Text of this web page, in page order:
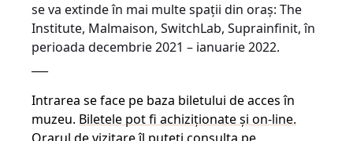
se va extinde în mai multe spații din oraș: The
Institute, Malmaison, SwitchLab, Suprainfinit, în
perioada decembrie 2021 – ianuarie 2022.
Intrarea se face pe baza biletului de acces în
muzeu. Biletele pot fi achiziționate și on-line.